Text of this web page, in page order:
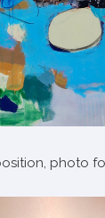
photo